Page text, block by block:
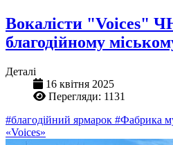
Вокалісти "Voices"
благодійному
Деталі
16 квітня 2025
Перегляди: 1131
#благодійний ярмарок #Фабрика
«Voices»